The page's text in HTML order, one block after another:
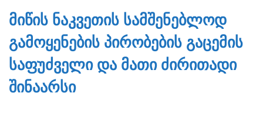
ᲛᲘᲬᲘᲡ ᲜᲐᲙᲕᲔᲗᲘᲡ ᲡᲐᲛᲨᲔᲜᲔᲑᲚᲝᲓ
ᲒᲐᲛᲝᲧᲔᲜᲔᲑᲘᲡ ᲞᲘᲠᲝᲑᲔᲑᲘᲡ ᲒᲐᲪᲔᲛᲘᲡ
ᲡᲐᲤᲣᲫᲕᲔᲚᲘ ᲓᲐ ᲛᲐᲗᲘ ᲫᲘᲠᲘᲗᲐᲓᲘ
ᲨᲘᲜᲐᲐᲠᲡᲘ